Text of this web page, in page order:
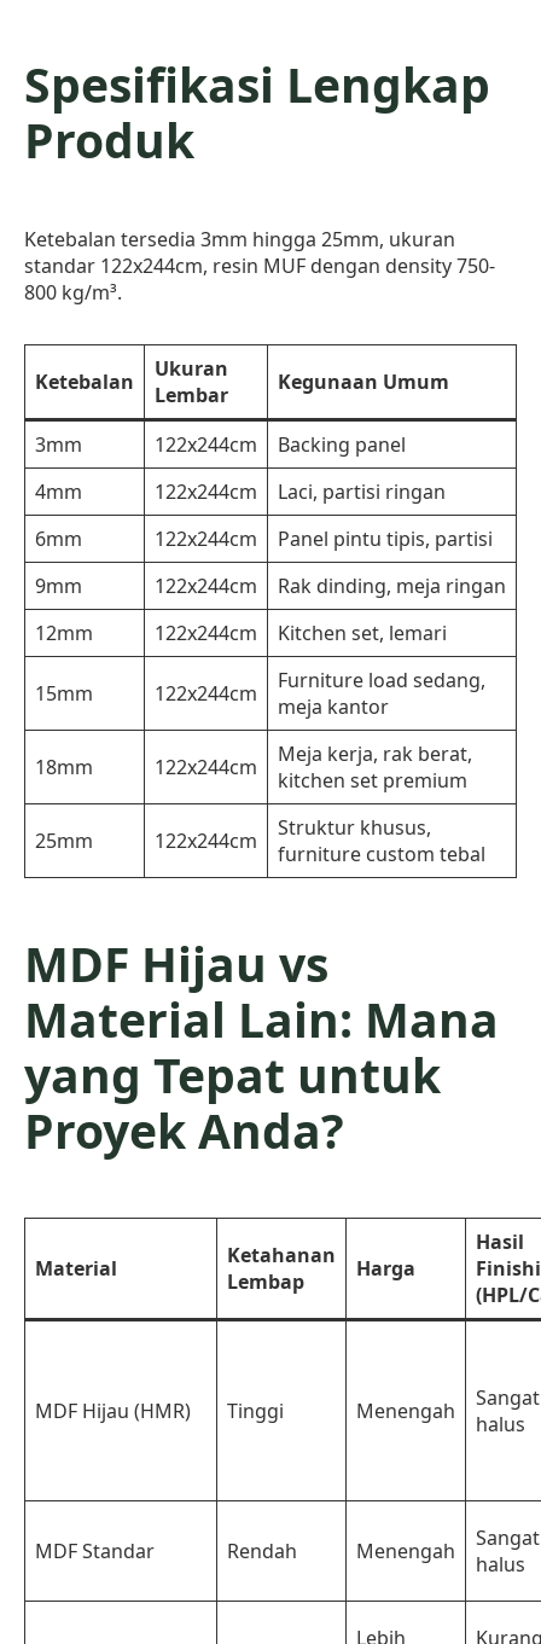
Spesifikasi Lengkap
Produk
Ketebalan tersedia 3mm hingga 25mm, ukuran
standar 122x244cm, resin MUF dengan density 750-
800 kg/m³.
Ketebalan
Ukuran
Lembar
Kegunaan Umum
3mm 122x244cm
Backing panel
4mm
122x244cm
Laci, partisi ringan
6mm
122x244cm
Panel pintu tipis, partisi
9mm
122x244cm
Rak dinding, meja ringan
12mm
122x244cm Kitchen set, lemari
15mm 122x244cm
Furniture load sedang,
meja kantor
18mm 122x244cm
Meja kerja, rak berat,
kitchen set premium
25mm 122x244cm
Struktur khusus,
furniture custom tebal
MDF Hijau vs
Material Lain: Mana
yang Tepat untuk
Proyek Anda?
Material
Ketahanan
Lembap
Harga
Hasil
(HPL/
MDF Hijau (HMR) Tinggi Menengah
Sangat
halus
MDF Standar Rendah Menengah
Sangat
halus
Lebih